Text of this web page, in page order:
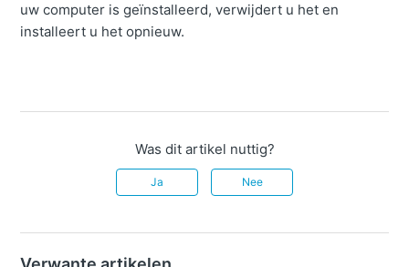
uw computer is geïnstalleerd, verwijdert u het en
installeert u het opnieuw.
Was dit artikel nuttig?
Ja Nee